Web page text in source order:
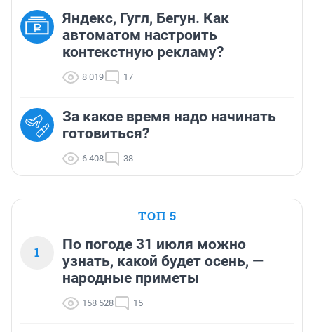
Яндекс, Гугл, Бегун. Как
автоматом настроить
контекстную рекламу?
8 019 17
За какое время надо начинать
готовиться?
6 408 38
ТОП 5
1
По погоде 31 июля можно
узнать, какой будет осень, —
народные приметы
158 528 15